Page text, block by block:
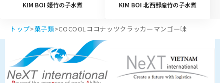
KIM BOI 姫竹の子水煮 KIM BOI 北西部産竹の子水煮
トップ>菓子類>COCOOLココナッツクラッカーマンゴー味